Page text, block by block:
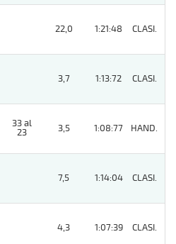
22,0 1:21:48 CLASI.
3,7 1:13:72 CLASI.
33 al
23
3,5 1:08:77 HAND.
7,5 1:14:04 CLASI.
4,3 1:07:39 CLASI.